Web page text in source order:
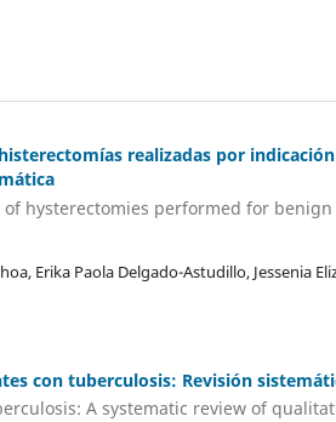
realizadas por
of hysterectomies performed for
Erika Paola Delgado-Astudillo, Jessenia
con tuberculosis: Revisión
A systematic review of